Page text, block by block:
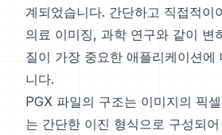
계되었습니다. 간단하고 직접적이
의료 이미징, 과학 연구와 같이 변
질이 가장 중요한 애플리케이션에
니다.
PGX 파일의 구조는 이미지의 픽
는 간단한 이진 형식으로 구성되